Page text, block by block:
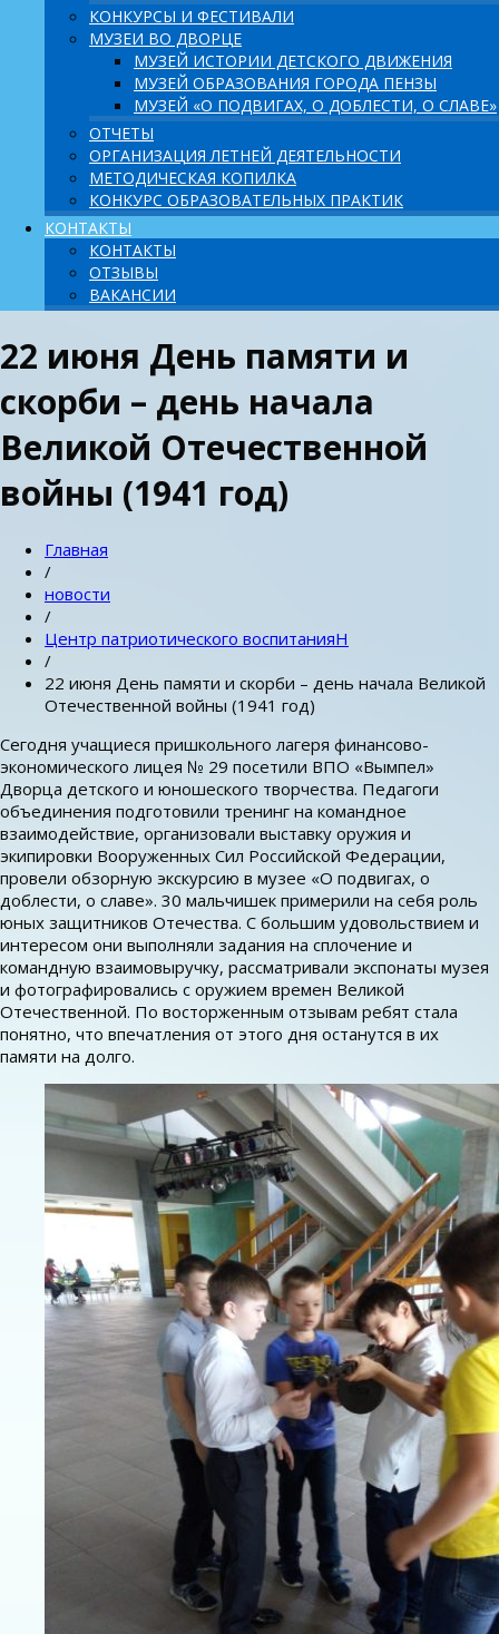
КОНКУРСЫ И ФЕСТИВАЛИ
МУЗЕИ ВО ДВОРЦЕ
МУЗЕЙ ИСТОРИИ ДЕТСКОГО ДВИЖЕНИЯ
МУЗЕЙ ОБРАЗОВАНИЯ ГОРОДА ПЕНЗЫ
МУЗЕЙ «О ПОДВИГАХ, О ДОБЛЕСТИ, О СЛАВЕ»
ОТЧЕТЫ
ОРГАНИЗАЦИЯ ЛЕТНЕЙ ДЕЯТЕЛЬНОСТИ
МЕТОДИЧЕСКАЯ КОПИЛКА
КОНКУРС ОБРАЗОВАТЕЛЬНЫХ ПРАКТИК
КОНТАКТЫ
КОНТАКТЫ
ОТЗЫВЫ
ВАКАНСИИ
22 июня День памяти и
скорби – день начала
Великой Отечественной
войны (1941 год)
Главная
/
новости
/
Центр патриотического воспитанияН
/
22 июня День памяти и скорби – день начала Великой
Отечественной войны (1941 год)
Сегодня учащиеся пришкольного лагеря финансово-
экономического лицея № 29 посетили ВПО «Вымпел»
Дворца детского и юношеского творчества. Педагоги
объединения подготовили тренинг на командное
взаимодействие, организовали выставку оружия и
экипировки Вооруженных Сил Российской Федерации,
провели обзорную экскурсию в музее «О подвигах, о
доблести, о славе». 30 мальчишек примерили на себя роль
юных защитников Отечества. С большим удовольствием и
интересом они выполняли задания на сплочение и
командную взаимовыручку, рассматривали экспонаты музея
и фотографировались с оружием времен Великой
Отечественной. По восторженным отзывам ребят стала
понятно, что впечатления от этого дня останутся в их
памяти на долго.